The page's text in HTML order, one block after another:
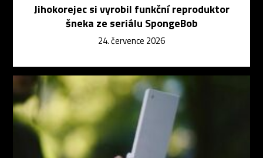
Jihokorejec si vyrobil funkční reproduktor
šneka ze seriálu SpongeBob
24. července 2026